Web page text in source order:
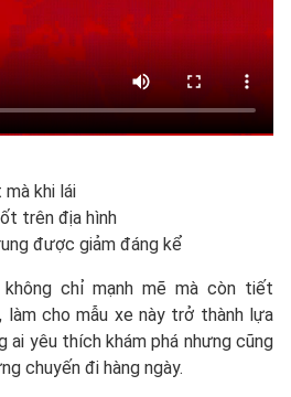
mà khi lái
trên địa hình
được giảm đáng kể
không chỉ mạnh mẽ mà còn tiết
làm cho mẫu xe này trở thành lựa
ai yêu thích khám phá nhưng cũng
chuyến đi hàng ngày.